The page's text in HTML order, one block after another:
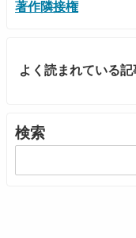
著作隣接権
よく読まれている記
検索